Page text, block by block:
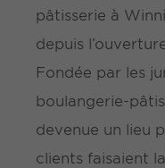
pâtisserie à
depuis
Fondée par les
boulangerie-
devenue un lieu
clients faisaient